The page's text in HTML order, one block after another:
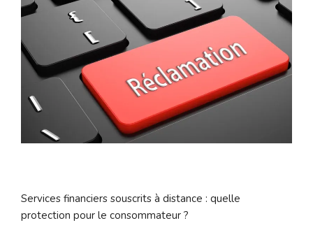
Services financiers souscrits à distance : quelle
protection pour le consommateur ?